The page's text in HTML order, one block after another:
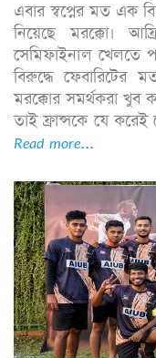
এবার স্বপ্নের মত এক
নিয়েছে মরক্কো।
সেমিফাইনাল খেলতে
বিরুদ্ধে ফেবারিটের
মরক্কোর সমর্থকরা খুব
তাই ফ্রান্সকে যে
Read more...